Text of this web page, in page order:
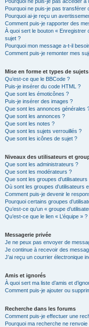
Pourquoi ne puis-je pas transférer
Pourquoi ai-je reçu un
Comment puis-je rapporter des
À quoi sert le bouton « Enregistrer
sujet ?
Pourquoi mon message a-t-il
Comment puis-je remonter mes
Mise en forme et types de sujets
Qu’est-ce que le BBCode ?
Puis-je insérer du code HTML ?
Que sont les émoticônes ?
Puis-je insérer des images ?
Que sont les annonces générales
Que sont les annonces ?
Que sont les notes ?
Que sont les sujets verrouillés ?
Que sont les icônes de sujet ?
Niveaux des utilisateurs et
Que sont les administrateurs ?
Que sont les modérateurs ?
Que sont les groupes d’utilisateurs
Où sont les groupes d’utilisateurs
Comment puis-je devenir le
Pourquoi certains groupes
Qu’est-ce qu’un « groupe
Qu’est-ce que le lien « L’équipe » ?
Messagerie privée
Je ne peux pas envoyer de
Je continue à recevoir des
J’ai reçu un courrier électronique
Amis et ignorés
À quoi sert ma liste d’amis et
Comment puis-je ajouter ou
Recherche dans les forums
Comment puis-je effectuer une
Pourquoi ma recherche ne